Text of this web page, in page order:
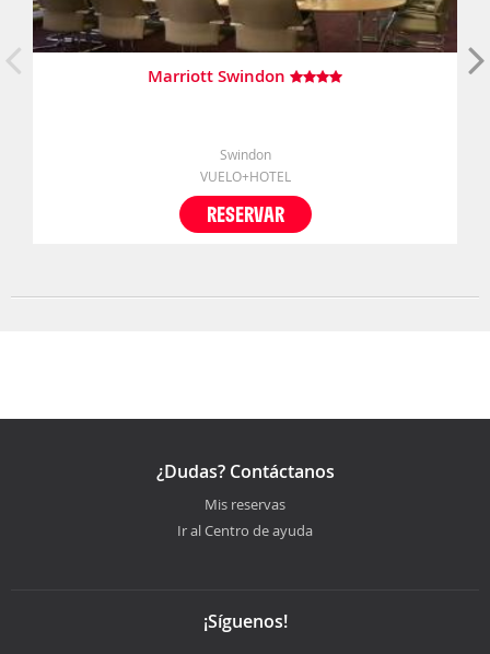
Marriott Swindon
Swindon
VUELO+HOTEL
RESERVAR
¿Dudas? Contáctanos
Mis reservas
Ir al Centro de ayuda
¡Síguenos!